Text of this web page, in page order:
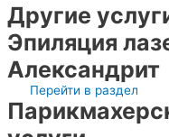
Другие
Эпиляция
Александрит
Перейти в раздел